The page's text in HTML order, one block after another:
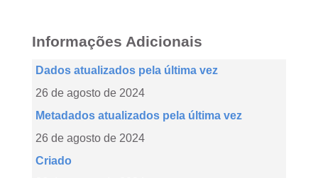
Informações Adicionais
Dados atualizados pela última vez
26 de agosto de 2024
Metadados atualizados pela última vez
26 de agosto de 2024
Criado